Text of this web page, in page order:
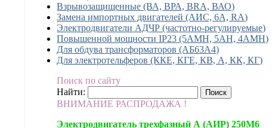
Взрывозащищенные (ВА, ВРА, BRA, ВАО)
Замена импортных двигателей (АИС, 6А, RA)
Электродвигатели АДЧР (частотно-регулируемые)
Повышенной мощности IP23 (5АМН, 5АН, 4АМН)
Для обдува трансформаторов (АБ63А4)
Для электротельферов (ККЕ, КГЕ, КВ, А, КК, КГ)
Поиск по сайту
Найти:
ВНИМАНИЕ РАСПРОДАЖА !
Электродвигатель трехфазный А (АИР) 250М6